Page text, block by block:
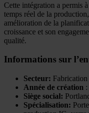
Cette intégration a permis
temps réel de la
amélioration de la
croissance et son
qualité.
Informations sur
Secteur:
Année de création
Siège social:
Spécialisation: